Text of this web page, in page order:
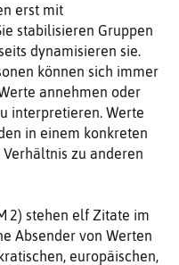
erst mit
stabilisieren Gruppen
dynamisieren sie.
können sich immer
annehmen oder
interpretieren. Werte
in einem konkreten
zu anderen
2) stehen elf Zitate im
Absender von Werten
europäischen,